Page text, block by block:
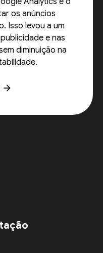
os anúncios
Isso levou a um
e nas
diminuição na
arrow_forward